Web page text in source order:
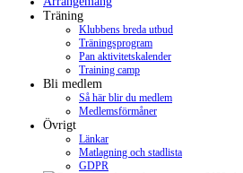
Träning
Klubbens breda utbud
Träningsprogram
Pan aktivitetskalender
Training camp
Bli medlem
Så här blir du medlem
Medlemsförmåner
Övrigt
Länkar
Matlagning och stadlista
GDPR